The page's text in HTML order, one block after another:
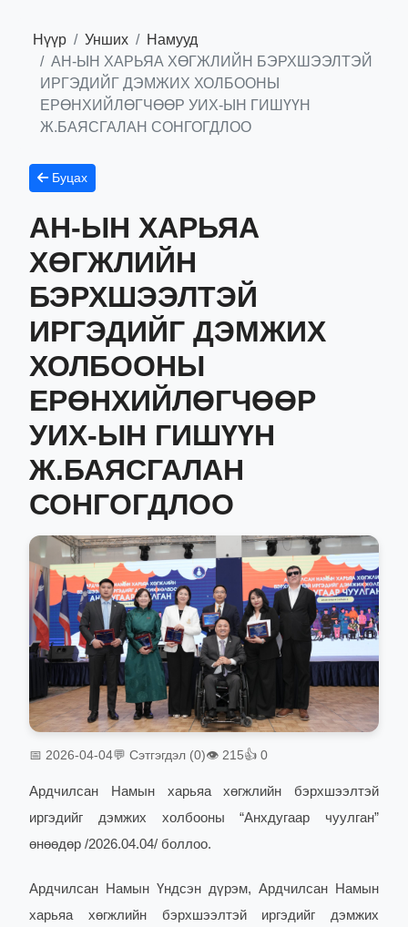
Нүүр Унших
Намууд
АН-ЫН ХАРЬЯА ХӨГЖЛИЙН БЭРХШЭЭЛТЭЙ
ИРГЭДИЙГ ДЭМЖИХ ХОЛБООНЫ
ЕРӨНХИЙЛӨГЧӨӨР УИХ-ЫН ГИШҮҮН
Ж.БАЯСГАЛАН СОНГОГДЛОО
Буцах
АН-ЫН ХАРЬЯА
ХӨГЖЛИЙН
БЭРХШЭЭЛТЭЙ
ИРГЭДИЙГ ДЭМЖИХ
ХОЛБООНЫ
ЕРӨНХИЙЛӨГЧӨӨР
УИХ-ЫН ГИШҮҮН
Ж.БАЯСГАЛАН
СОНГОГДЛОО
📅 2026-04-04💬 Сэтгэгдэл (0)👁 215👍 0
Ардчилсан Намын харьяа хөгжлийн бэрхшээлтэй
иргэдийг дэмжих холбооны “Анхдугаар чуулган”
өнөөдөр /2026.04.04/ боллоо.
Ардчилсан Намын Үндсэн дүрэм, Ардчилсан Намын
харьяа хөгжлийн бэрхшээлтэй иргэдийг дэмжих